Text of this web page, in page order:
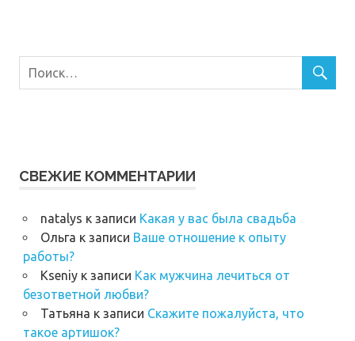
СВЕЖИЕ КОММЕНТАРИИ
natalys к записи Какая у вас была свадьба
Ольга к записи Ваше отношение к опыту
работы?
Kseniyк записи Как мужчина лечиться от
безответной любви?
Татьяна к записи Скажите пожалуйста, что
такое артишок?